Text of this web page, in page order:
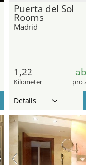
Puerta del Sol
Rooms
Madrid
1,22
Kilometer pro
Details